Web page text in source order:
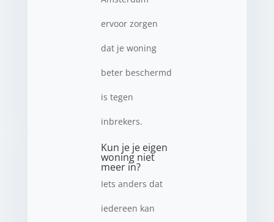
ervoor zorgen
dat je woning
beter beschermd
is tegen
inbrekers.
Kun je je eigen
woning niet
meer in?
Iets anders dat
iedereen kan